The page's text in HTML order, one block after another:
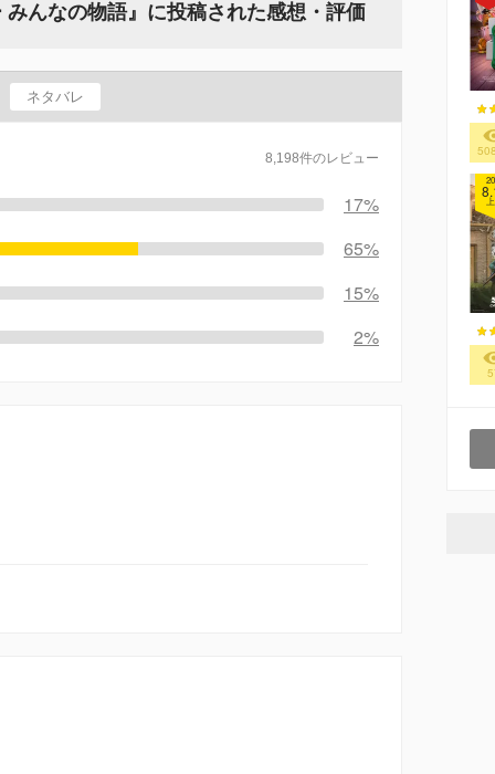
んなの物語』に投稿された感想・評価
ネタバレ
8,198件のレビュー
17%
65%
15%
2%